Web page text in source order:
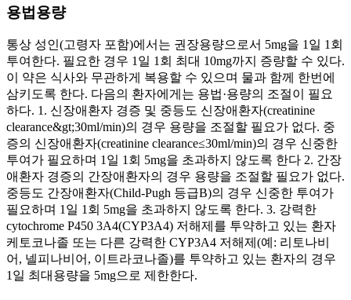
용법용량
통상 성인(고령자 포함)에서는 권장용량으로서 5mg을 1일 1회
투여한다. 필요한 경우 1일 1회 최대 10mg까지 증량할 수 있다.
이 약은 식사와 무관하게 복용할 수 있으며 물과 함께 한번에
삼키도록 한다. 다음의 환자에게는 용법·용량의 조절이 필요
하다. 1. 신장애환자 경증 및 중등도 신장애환자(creatinine
clearance&gt;30ml/min)의 경우 용량을 조절할 필요가 없다. 중
증의 신장애환자(creatinine clearance≤30ml/min)의 경우 신중한
투여가 필요하며 1일 1회 5mg을 초과하지 않도록 한다 2. 간장
애환자 경증의 간장애환자의 경우 용량을 조절할 필요가 없다.
중등도 간장애환자(Child-Pugh 등급B)의 경우 신중한 투여가
필요하며 1일 1회 5mg을 초과하지 않도록 한다. 3. 강력한
cytochrome P450 3A4(CYP3A4) 저해제를 투약하고 있는 환자
케토코나졸 또는 다른 강력한 CYP3A4 저해제(예: 리토나비
어, 넬피나비어, 이트라코나졸)를 투약하고 있는 환자의 경우
1일 최대용량을 5mg으로 제한한다.